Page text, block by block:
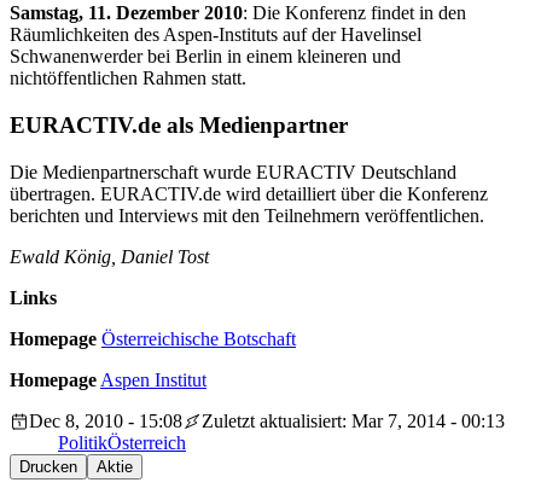
Samstag, 11. Dezember 2010: Die Konferenz findet in den
Räumlichkeiten des Aspen-Instituts auf der Havelinsel
Schwanenwerder bei Berlin in einem kleineren und
nichtöffentlichen Rahmen statt.
EURACTIV.de als Medienpartner
Die Medienpartnerschaft wurde EURACTIV Deutschland
übertragen. EURACTIV.de wird detailliert über die Konferenz
berichten und Interviews mit den Teilnehmern veröffentlichen.
Ewald König, Daniel Tost
Links
Homepage Österreichische Botschaft
Homepage Aspen Institut
Dec 8, 2010 - 15:08
Zuletzt aktualisiert: Mar 7, 2014 - 00:13
PolitikÖsterreich
Drucken Aktie